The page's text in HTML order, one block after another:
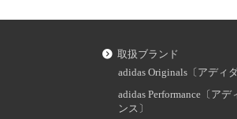
取扱ブランド
adidas Originals〔アディ
adidas Performance〔ア
ンス〕